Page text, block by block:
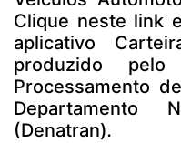
Clique neste link
aplicativo
produzido
Processamento
Departamento
(Denatran).